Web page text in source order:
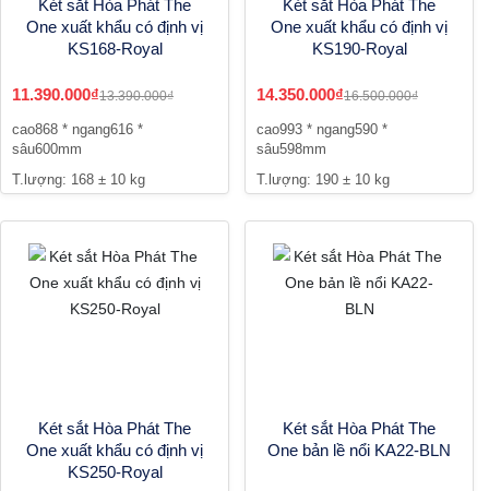
Két sắt Hòa Phát The
One xuất khẩu có định vị
KS168-Royal
11.390.000₫13.390.000₫
cao868 * ngang616 *
sâu600mm
T.lượng: 168 ± 10 kg
Két sắt Hòa Phát The
One xuất khẩu có định vị
KS190-Royal
14.350.000₫16.500.000₫
cao993 * ngang590 *
sâu598mm
T.lượng: 190 ± 10 kg
Két sắt Hòa Phát The
One xuất khẩu có định vị
KS250-Royal
Két sắt Hòa Phát The
One bản lề nổi KA22-BLN